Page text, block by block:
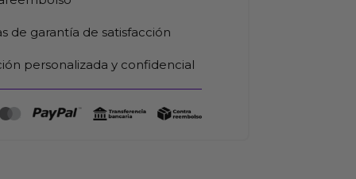
de garantía de satisfacción
personalizada y confidencial